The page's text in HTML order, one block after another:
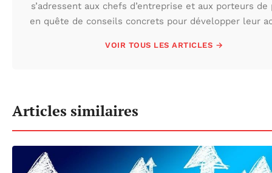
s’adressent aux chefs d’entreprise et aux porteurs de
en quête de conseils concrets pour développer leur
VOIR TOUS LES ARTICLES →
Articles similaires